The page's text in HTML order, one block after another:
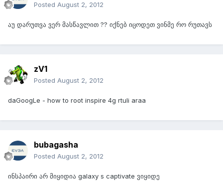
Posted August 2, 2012
აუ დარუთვა ვერ მასწავლით ?? იქნებ იცოდეთ ვინმე რო რუთავს
zV1
Posted August 2, 2012
daGoogLe - how to root inspire 4g rtuli araa
bubagasha
Posted August 2, 2012
ინსპაირი არ მიყიდია galaxy s captivate ვიყიდე